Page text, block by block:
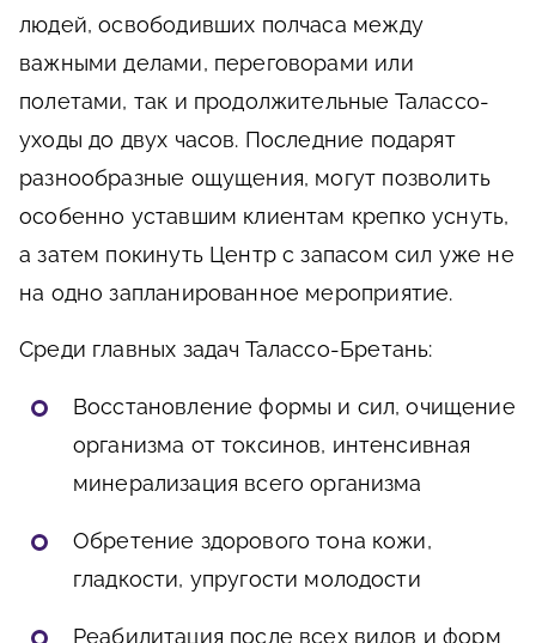
людей, освободивших полчаса между
важными делами, переговорами или
полетами, так и продолжительные Талассо-
уходы до двух часов. Последние подарят
разнообразные ощущения, могут позволить
особенно уставшим клиентам крепко уснуть,
а затем покинуть Центр с запасом сил уже не
на одно запланированное мероприятие.
Среди главных задач Талассо-Бретань:
Восстановление формы и сил, очищение
организма от токсинов, интенсивная
минерализация всего организма
Обретение здорового тона кожи,
гладкости, упругости молодости
Реабилитация после всех видов и форм